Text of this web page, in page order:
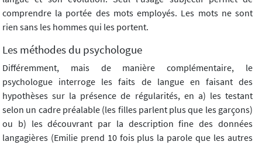
comprendre la portée des mots employés. Les mots ne sont
rien sans les hommes qui les portent.
Les méthodes du psychologue
Différemment, mais de manière complémentaire, le
psychologue interroge les faits de langue en faisant des
hypothèses sur la présence de régularités, en a) les testant
selon un cadre préalable (les filles parlent plus que les garçons)
ou b) les découvrant par la description fine des données
langagières (Emilie prend 10 fois plus la parole que les autres